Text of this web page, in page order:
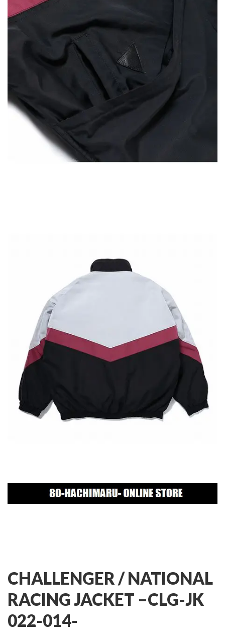
CHALLENGER / NATIONAL
RACING JACKET –CLG-JK
022-014-